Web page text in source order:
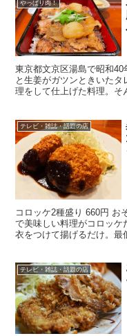
やっぱり肉！
東京都文京区湯島で昭和
と生姜がガツンときいた
理をして仕上げた料理。そ
テレビ・雑誌・話題の店
コロッケ2種盛り 660円 お
で美味しい料理がコロッケ
衣をつけて揚げるだけ。最
テレビ・雑誌・話題の店